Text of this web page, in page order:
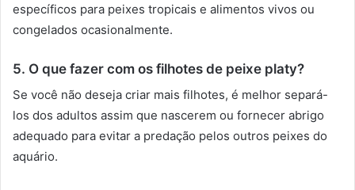
específicos para peixes tropicais e alimentos vivos ou
congelados ocasionalmente.
5. O que fazer com os filhotes de peixe platy?
Se você não deseja criar mais filhotes, é melhor separá-
los dos adultos assim que nascerem ou fornecer abrigo
adequado para evitar a predação pelos outros peixes do
aquário.